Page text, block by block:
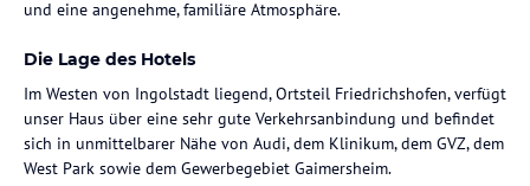
und eine angenehme, familiäre Atmosphäre.
Die Lage des Hotels
Im Westen von Ingolstadt liegend, Ortsteil Friedrichshofen, verfügt
unser Haus über eine sehr gute Verkehrsanbindung und befindet
sich in unmittelbarer Nähe von Audi, dem Klinikum, dem GVZ, dem
West Park sowie dem Gewerbegebiet Gaimersheim.